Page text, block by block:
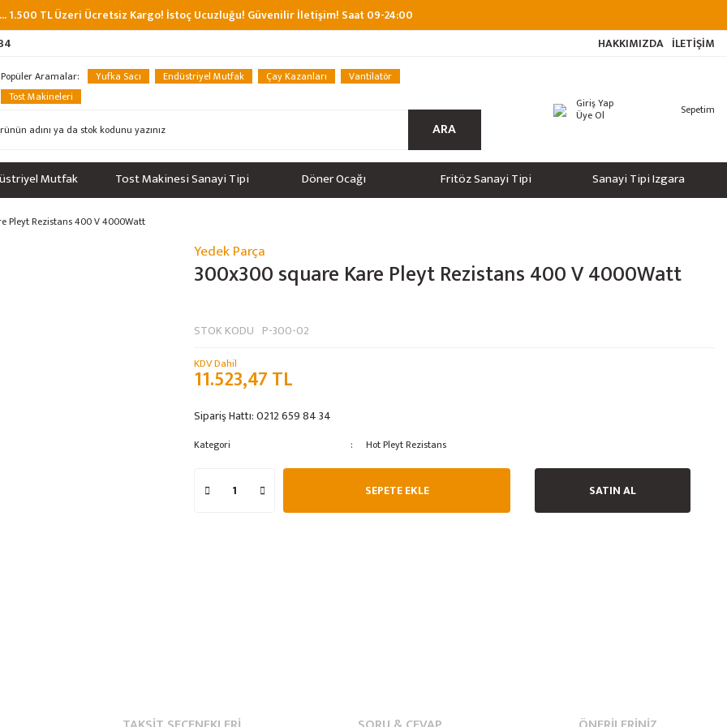
1.500 TL Üzeri Ücretsiz Kargo! İstoç Ucuzluğu! Güvenilir İletişim! Saat 09-24:00
HAKKIMIZDA İLETİŞİM
Popüler Aramalar: Yufka Sacı Endüstriyel Mutfak Çay Kazanları
Vantilatör
Tost Makineleri
ARA
Giriş Yap
Üye Ol Sepetim
Mutfak Tost Makinesi Sanayi Tipi Döner Ocağı Fritöz Sanayi Tipi Sanayi Tipi Izgara
Pleyt Rezistans 400 V 4000Watt
Yedek Parça
300x300 square Kare Pleyt Rezistans 400 V 4000Watt
STOK KODU P-300-02
KDV Dahil
11.523,47 TL
Sipariş Hattı:0212 659 84 34
Kategori Hot Pleyt Rezistans
SEPETE EKLE SATIN AL